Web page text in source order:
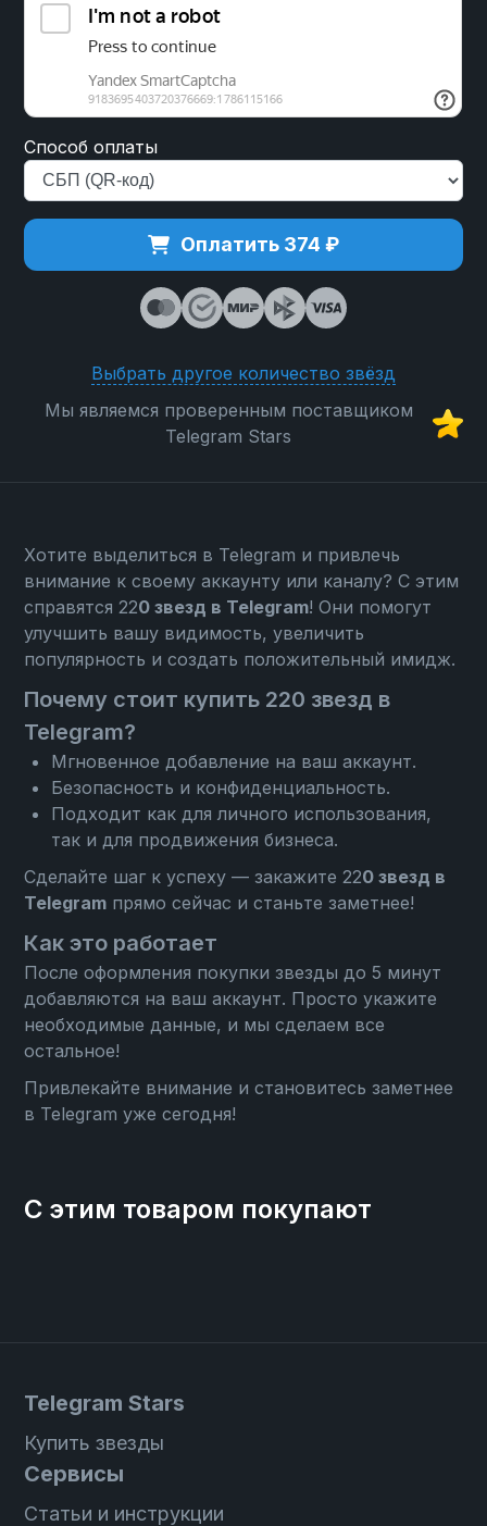
Способ оплаты
Оплатить 374 ₽
Выбрать другое количество звёзд
Мы являемся проверенным поставщиком
Telegram Stars
Хотите выделиться в Telegram и привлечь
внимание к своему аккаунту или каналу? С этим
справятся 220 звезд в Telegram! Они помогут
улучшить вашу видимость, увеличить
популярность и создать положительный имидж.
Почему стоит купить 220 звезд в
Telegram?
Мгновенное добавление на ваш аккаунт.
Безопасность и конфиденциальность.
Подходит как для личного использования,
так и для продвижения бизнеса.
Сделайте шаг к успеху — закажите 220 звезд в
Telegram прямо сейчас и станьте заметнее!
Как это работает
После оформления покупки звезды до 5 минут
добавляются на ваш аккаунт. Просто укажите
необходимые данные, и мы сделаем все
остальное!
Привлекайте внимание и становитесь заметнее
в Telegram уже сегодня!
С этим товаром покупают
Telegram Stars
Купить звезды
Сервисы
Статьи и инструкции